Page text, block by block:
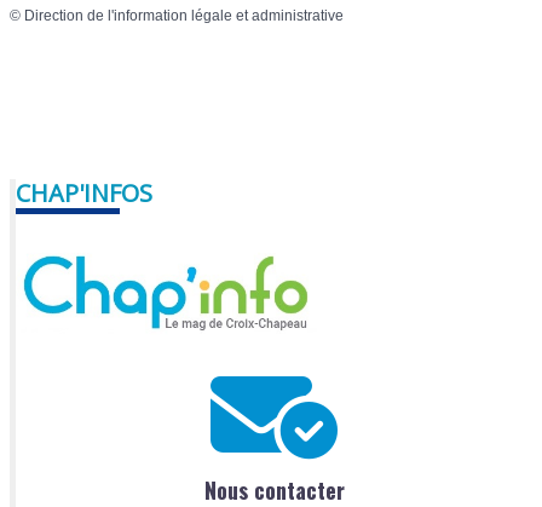
© Direction de l'information légale et administrative
CHAP'INFOS
Nous contacter